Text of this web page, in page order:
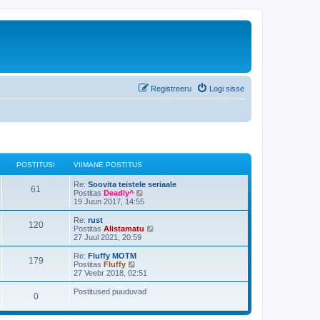
Logi sisse
Registreeru
POSTITUSI VIIMANE POSTITUS
61 Re: Soovita teistele seriaale
Postitas Deadly^
a
a
a
v
a
s
p
s
19 Juun 2017, 14:55
120 Re: rust
Postitas Alistamatu
a
s
27 Juul 2021, 20:59
179 Re: Fluffy MOTM
Postitas Fluffy
a
a
t
i
27 Veebr 2018, 02:51
0 Postitused puuduvad